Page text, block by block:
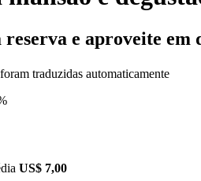
e aproveite em
traduzidas automaticamente
US$ 7,00